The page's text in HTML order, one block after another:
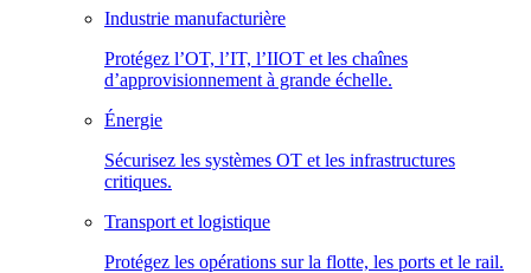
Industrie manufacturière
Protégez l’OT, l’IT, l’IIOT et les chaînes
d’approvisionnement à grande échelle.
Énergie
Sécurisez les systèmes OT et les infrastructures
critiques.
Transport et logistique
Protégez les opérations sur la flotte, les ports et le rail.